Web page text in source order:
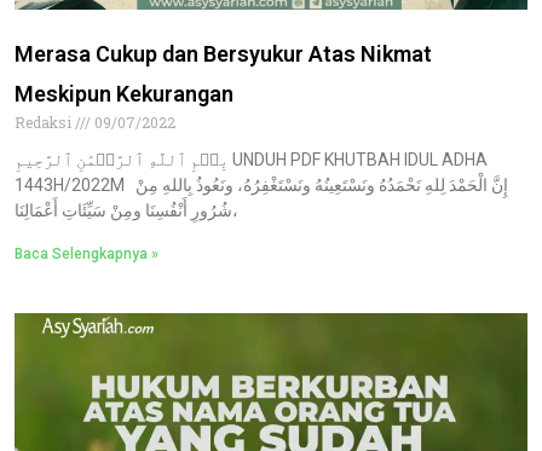
Merasa Cukup dan Bersyukur Atas Nikmat
Meskipun Kekurangan
Redaksi
09/07/2022
بِسۡمِ ٱللَّهِ ٱلرَّحۡمَٰنِ ٱلرَّحِيمِ UNDUH PDF KHUTBAH IDUL ADHA
1443H/2022M إِنَّ الْحَمْدَ لِلهِ نَحْمَدُهُ ونَسْتَعِينُهُ ونَسْتَغْفِرُهُ، ونَعُوذُ بِاللهِ مِنْ
شُرُورِ أَنْفُسِنَا ومِنْ سَيِّئَاتِ أَعْمَالِنَا،
Baca Selengkapnya »